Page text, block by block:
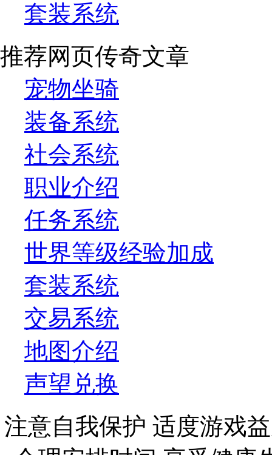
套装系统
推荐网页传奇文章
宠物坐骑
装备系统
社会系统
职业介绍
任务系统
世界等级经验加成
套装系统
交易系统
地图介绍
声望兑换
注意自我保护 适度游戏